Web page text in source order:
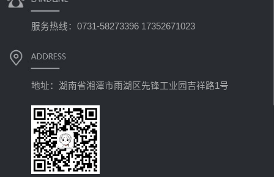
服务热线：0731-58273396 17352671023
地址：湖南省湘潭市雨湖区先锋工业园吉祥路1号